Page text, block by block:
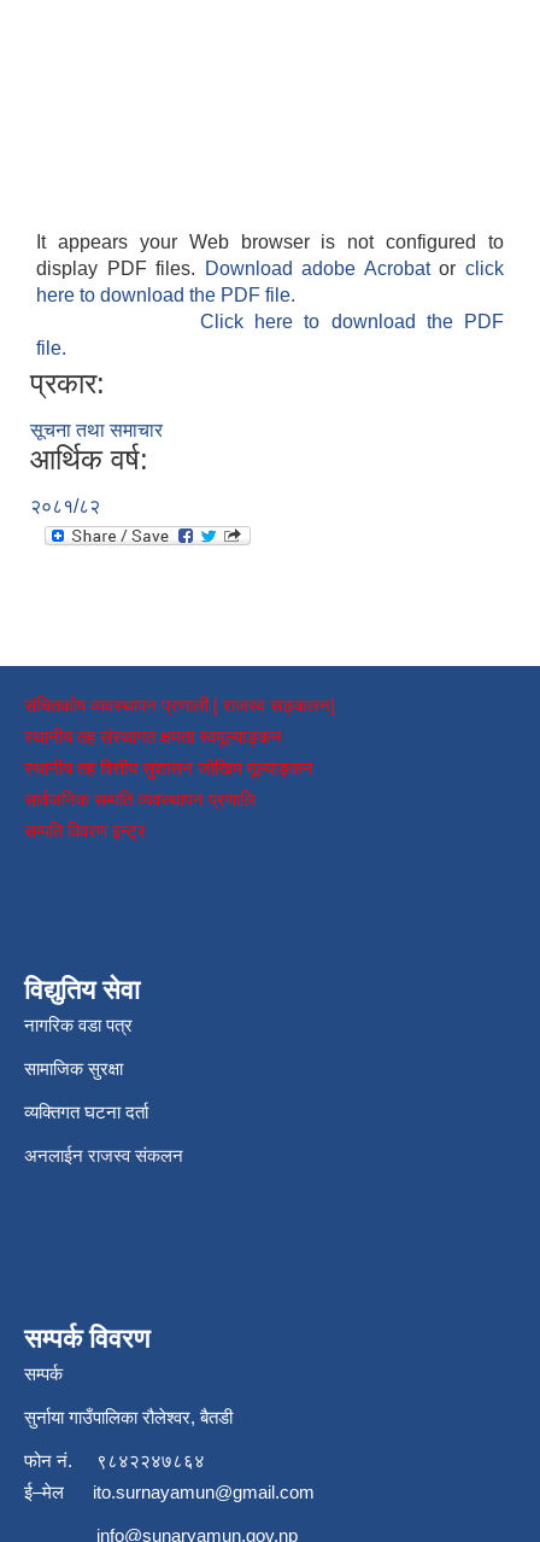
It appears your Web browser is not configured to
display PDF files.
Download adobe Acrobatorclick
here to download the PDF file.
Click here to download the PDF
file.
प्रकार:
सूचना तथा समाचार
आर्थिक वर्ष:
२०८१/८२
संचितकोष व्यवस्थापन प्रणाली [ राजस्व सङ्कलन]
स्थानीय तह संस्थागत क्षमता स्वमूल्याङ्कन
स्थानीय तह वित्तीय सुशासन जोखिम मूल्याङ्कन
सार्वजनिक सम्पति व्यवस्थापन प्रणालि
सम्पति विवरण इन्ट्र
विद्युतिय सेवा
नागरिक वडा पत्र
सामाजिक सुरक्षा
व्यक्तिगत घटना दर्ता
अनलाईन राजस्व संकलन
सम्पर्क विवरण
सम्पर्क
सुर्नाया गाउँपालिका रौलेश्वर, बैतडी
फोन नं.
९८४२२४७८६४
ई–मेल ito.surnayamun@gmail.com
info@sunaryamun.gov.np